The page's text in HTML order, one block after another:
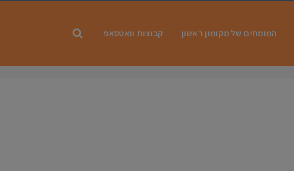
המומחים של מקומון ראשון קבוצות וואטסאפ